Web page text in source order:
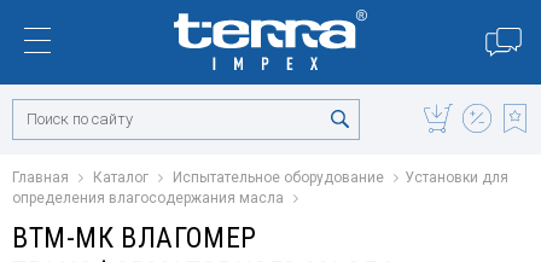
Главная Каталог Испытательное оборудование
Установки для
определения влагосодержания масла
ВТМ-МК ВЛАГОМЕР